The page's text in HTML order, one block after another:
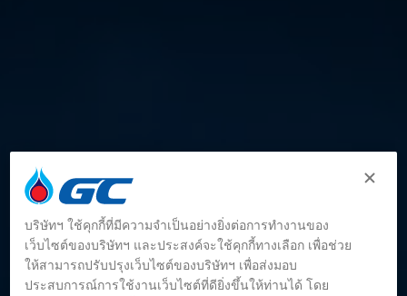
บริษัทฯ ใช้คุกกี้ที่มีความจำเป็นอย่างยิ่งต่อการทำงานของ
เว็บไซต์ของบริษัทฯ และประสงค์จะใช้คุกกี้ทางเลือก เพื่อช่วย
ให้สามารถปรับปรุงเว็บไซต์ของบริษัทฯ เพื่อส่งมอบ
ประสบการณ์การใช้งานเว็บไซต์ที่ดียิ่งขึ้นให้ท่านได้ โดย